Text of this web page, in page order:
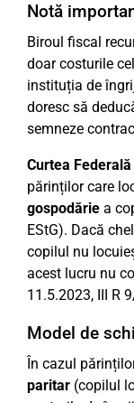
Notă
Biroul fiscal
doar costurile
instituția de
doresc să
semneze
Curtea
părinților care
gospodărie a
EStG). Dacă
copilul nu
acest lucru nu
11.5.2023, III R
Model de
În cazul
paritar (copilul